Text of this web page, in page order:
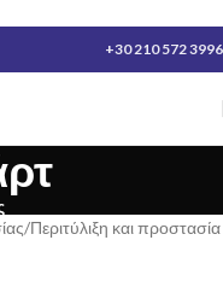
+30 210 572 3996
/Περιτύλιξη και προστασία